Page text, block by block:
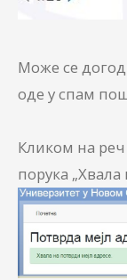
Може се
оде у спам
Кликом на реч
порука